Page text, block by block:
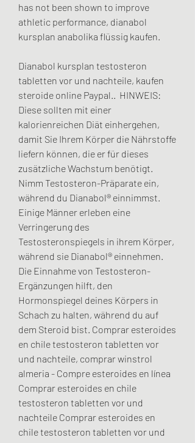
has not been shown to improve
athletic performance, dianabol
kursplan anabolika flüssig kaufen.
Dianabol kursplan testosteron
tabletten vor und nachteile, kaufen
steroide online Paypal..  HINWEIS:
Diese sollten mit einer
kalorienreichen Diät einhergehen,
damit Sie Ihrem Körper die Nährstoffe
liefern können, die er für dieses
zusätzliche Wachstum benötigt.
Nimm Testosteron-Präparate ein,
während du Dianabol® einnimmst.
Einige Männer erleben eine
Verringerung des
Testosteronspiegels in ihrem Körper,
während sie Dianabol® einnehmen.
Die Einnahme von Testosteron-
Ergänzungen hilft, den
Hormonspiegel deines Körpers in
Schach zu halten, während du auf
dem Steroid bist. Comprar esteroides
en chile testosteron tabletten vor
und nachteile, comprar winstrol
almeria - Compre esteroides en línea
Comprar esteroides en chile
testosteron tabletten vor und
nachteile Comprar esteroides en
chile testosteron tabletten vor und